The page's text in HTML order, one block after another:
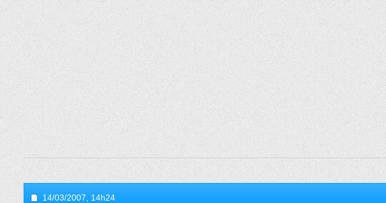
14/03/2007, 14h24